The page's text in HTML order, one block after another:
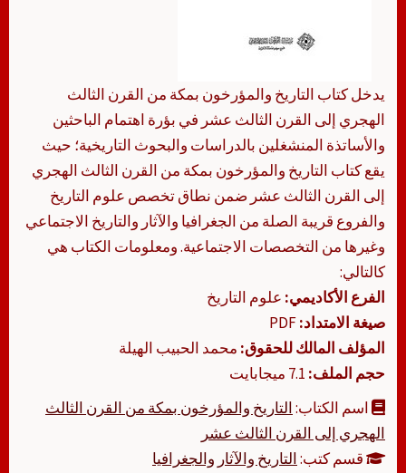
يدخل كتاب التاريخ والمؤرخون بمكة من القرن الثالث
الهجري إلى القرن الثالث عشر في بؤرة اهتمام الباحثين
والأساتذة المنشغلين بالدراسات والبحوث التاريخية؛ حيث
يقع كتاب التاريخ والمؤرخون بمكة من القرن الثالث الهجري
إلى القرن الثالث عشر ضمن نطاق تخصص علوم التاريخ
والفروع قريبة الصلة من الجغرافيا والآثار والتاريخ الاجتماعي
وغيرها من التخصصات الاجتماعية. ومعلومات الكتاب هي
كالتالي:
الفرع الأكاديمي: علوم التاريخ
صيغة الامتداد:
المؤلف المالك للحقوق: محمد الحبيب الهيلة
حجم الملف:
اسم الكتاب:التاريخ والمؤرخون بمكة من القرن الثالث
الهجري إلى القرن الثالث عشر
قسم كتب:التاريخ والآثار والجغرافيا